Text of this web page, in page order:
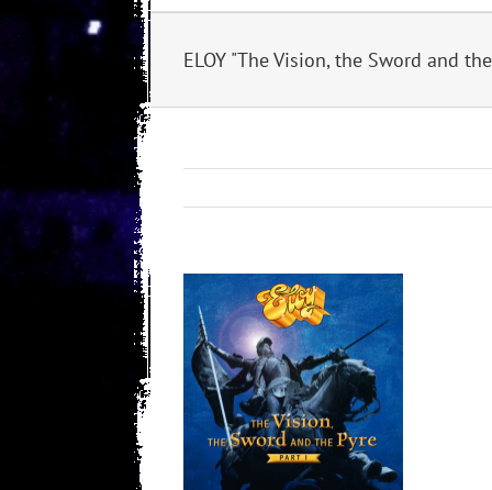
ELOY "The Vision, the Sword and
View
Larger
Image